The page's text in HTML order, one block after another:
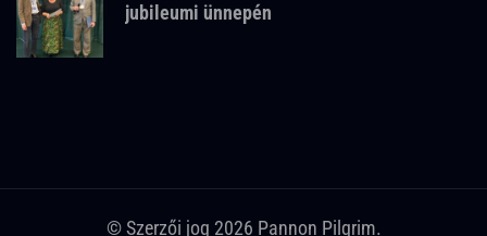
jubileumi ünnepén
© Szerzői jog 2026 Pannon Pilgrim.